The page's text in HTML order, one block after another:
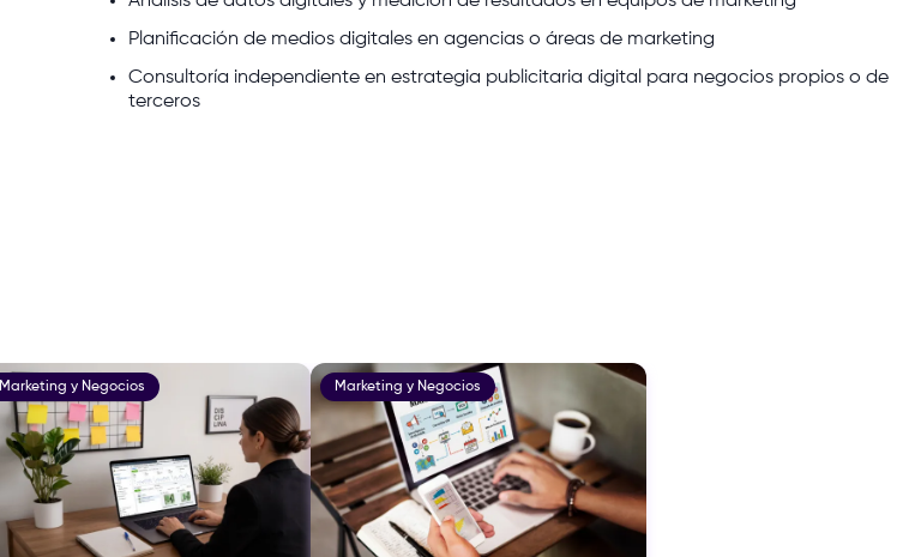
Planificación de medios digitales en agencias o áreas de marketing
Consultoría independiente en estrategia publicitaria digital para negocios propios o de
terceros
Marketing y Negocios Marketing y Negocios